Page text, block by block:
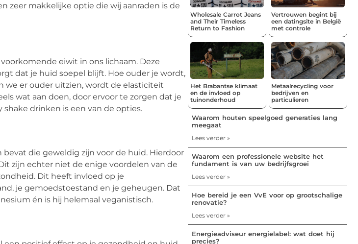
zeer makkelijke optie die wij aanraden is de
eiwit in ons lichaam. Deze
dat je huid soepel blijft. Hoe ouder je wordt,
we er ouder uitzien, wordt de elasticiteit
wat aan doen, door ervoor te zorgen dat je
drinken is een van de opties.
die geweldig zijn voor de huid. Hierdoor
zijn echter niet de enige voordelen van de
Dit heeft invloed op je
je gemoedstoestand en je geheugen. Dat
én is hij helemaal veganistisch.
Wholesale Carrot Jeans
and Their Timeless
Return to Fashion
Vertrouwen begint bij
een datingsite in België
met controle
Het Brabantse klimaat
en de invloed op
tuinonderhoud
Metaalrecycling voor
bedrijven en
particulieren
Waarom houten speelgoed generaties lang
meegaat
Lees verder »
Waarom een professionele website het
fundament is van uw bedrijfsgroei
Lees verder »
Hoe bereid je een VvE voor op grootschalige
renovatie?
Lees verder »
Energieadviseur energielabel: wat doet hij
precies?